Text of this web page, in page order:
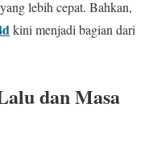
lebih cepat. Bahkan,
kini menjadi bagian dari
dan Masa